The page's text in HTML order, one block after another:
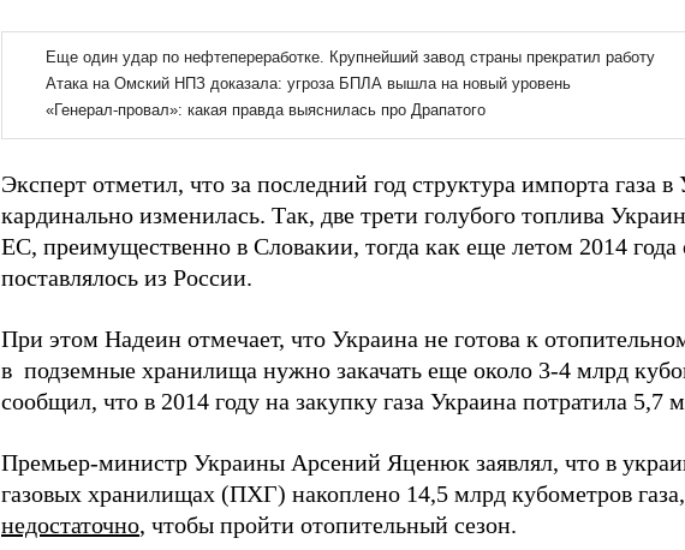
Эксперт отметил, что за последний год структура импорта газа в
кардинально изменилась. Так, две трети голубого топлива
ЕС, преимущественно в Словакии, тогда как еще летом 2014 года
поставлялось из России.
При этом Надеин отмечает, что Украина не готова к
в подземные хранилища нужно закачать еще около 3-4 млрд
сообщил, что в 2014 году на закупку газа Украина потратила 5,7
Премьер-министр Украины Арсений Яценюк заявлял, что в
газовых хранилищах (ПХГ) накоплено 14,5 млрд кубометров
недостаточно, чтобы пройти отопительный сезон.